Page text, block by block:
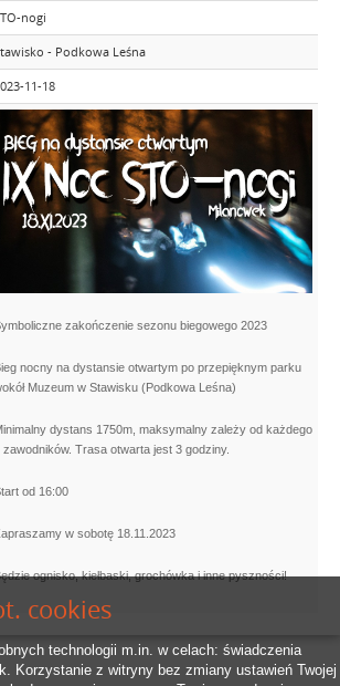
cookies
technologii m.in. w celach: świadczenia
Korzystanie z witryny bez zmiany ustawień Twojej
nogi
- Podkowa Leśna
11-18
zakończenie sezonu biegowego 2023
nocny na dystansie otwartym po przepięknym parku
Muzeum w Stawisku (Podkowa Leśna)
dystans 1750m, maksymalny zależy od każdego
zawodników. Trasa otwarta jest 3 godziny.
od 16:00
w sobotę 18.11.2023
ognisko, kiełbaski, grochówka i inne pyszności!